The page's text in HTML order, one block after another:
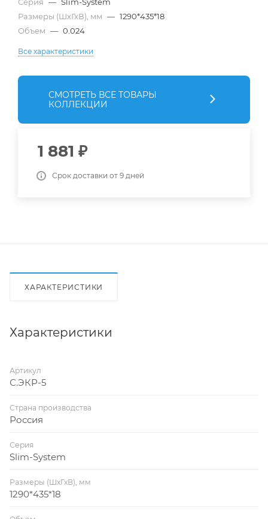
Размеры (ШхГхВ), мм — 1290*435*18
Объем — 0.024
Все характеристики
СМОТРЕТЬ ВСЕ ТОВАРЫ
КОЛЛЕКЦИИ
1 881 ₽
Срок доставки от 9 дней
ХАРАКТЕРИСТИКИ
Характеристики
Артикул
С.ЭКР-5
Страна производства
Россия
Серия
Slim-System
Размеры (ШхГхВ), мм
1290*435*18